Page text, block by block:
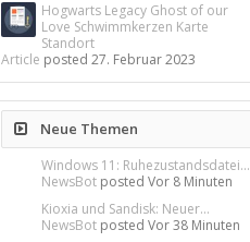
Hogwarts Legacy Ghost of our
Love Schwimmkerzen Karte
Standort
Article posted27. Februar 2023
Neue Themen
Windows 11: Ruhezustandsdatei...
NewsBot postedVor 8 Minuten
Kioxia und Sandisk: Neuer...
NewsBot postedVor 38 Minuten